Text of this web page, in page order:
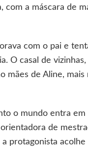
a máscara de
com o pai e
O casal de
mães de Aline,
o mundo entra
de
protagonista